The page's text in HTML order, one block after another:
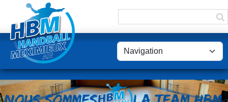
Panneau de gestion des cookies